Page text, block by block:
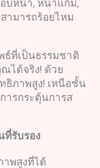
บหน้า, หน้าแก้ม,
ามารถร้อยไหม
ธ์ที่เป็นธรรมชาติ
ได้จริง! ด้วย
ธิภาพสูง! เหนือชั้น
ารกระตุ้นการส
ที่รับรอง
พสูงที่ได้